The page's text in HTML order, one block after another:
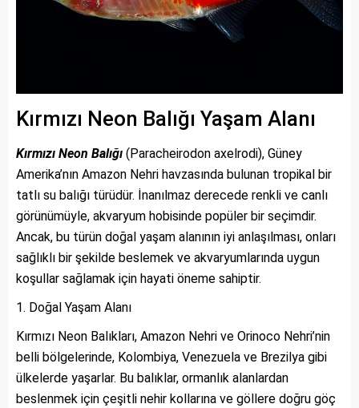
Kırmızı Neon Balığı Yaşam Alanı
Kırmızı Neon Balığı (Paracheirodon axelrodi), Güney
Amerika’nın Amazon Nehri havzasında bulunan tropikal bir
tatlı su balığı türüdür. İnanılmaz derecede renkli ve canlı
görünümüyle, akvaryum hobisinde popüler bir seçimdir.
Ancak, bu türün doğal yaşam alanının iyi anlaşılması, onları
sağlıklı bir şekilde beslemek ve akvaryumlarında uygun
koşullar sağlamak için hayati öneme sahiptir.
Doğal Yaşam Alanı
Kırmızı Neon Balıkları, Amazon Nehri ve Orinoco Nehri’nin
belli bölgelerinde, Kolombiya, Venezuela ve Brezilya gibi
ülkelerde yaşarlar. Bu balıklar, ormanlık alanlardan
beslenmek için çeşitli nehir kollarına ve göllere doğru göç